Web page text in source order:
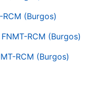
(Burgos)
RCM (Burgos)
RCM (Burgos)